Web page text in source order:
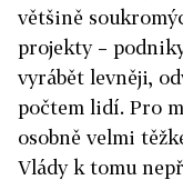
většině
projekty –
vyrábět levněji,
počtem lidí. Pro
osobně velmi
Vlády k tomu